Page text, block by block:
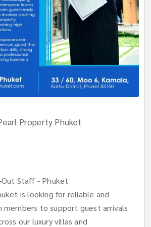
Property Phuket
Staff - Phuket
is looking for reliable and
members to support guest arrivals
our luxury villas and